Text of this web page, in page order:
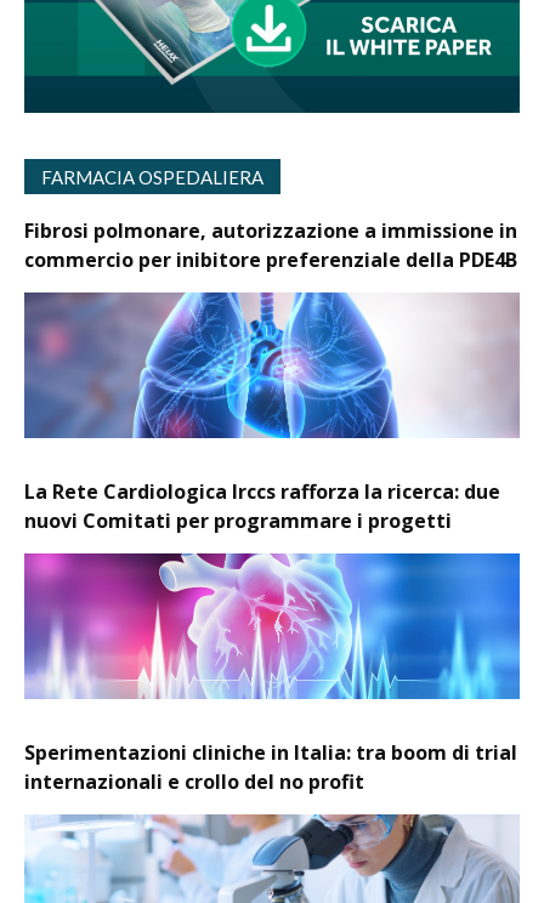
FARMACIA OSPEDALIERA
Fibrosi polmonare, autorizzazione a immissione in
commercio per inibitore preferenziale della PDE4B
La Rete Cardiologica Irccs rafforza la ricerca: due
nuovi Comitati per programmare i progetti
Sperimentazioni cliniche in Italia: tra boom di trial
internazionali e crollo del no profit